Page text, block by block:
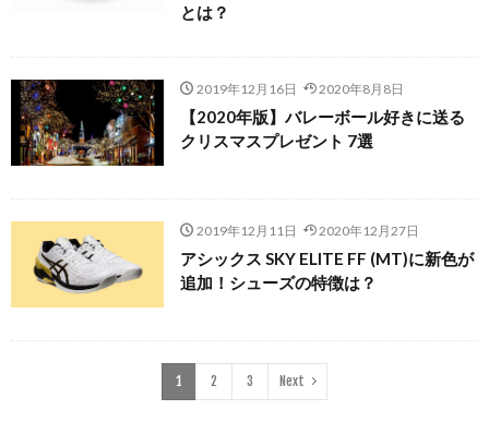
とは？
2019年12月16日 2020年8月8日
【2020年版】バレーボール好きに送る
クリスマスプレゼント 7選
2019年12月11日 2020年12月27日
アシックス SKY ELITE FF (MT)に新色が
追加！シューズの特徴は？
1 2 3 Next